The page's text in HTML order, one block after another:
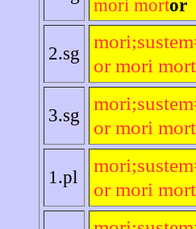
mori mortor
2.sg
or mori mort
3.sg
or mori mort
1.pl
or mori mort